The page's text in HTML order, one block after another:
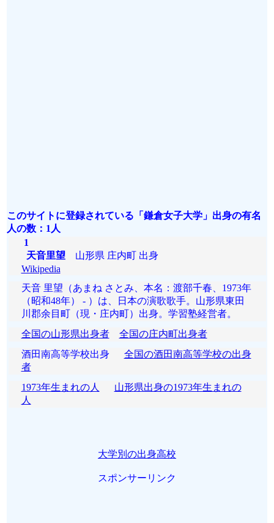
このサイトに登録されている「鎌倉女子大学」出身の有名
人の数：1人
1
天音里望山形県 庄内町 出身
Wikipedia
天音 里望（あまね さとみ、本名：渡部千春、1973年
（昭和48年） - ）は、日本の演歌歌手。山形県東田
川郡余目町（現・庄内町）出身。学習塾経営者。
全国の山形県出身者
全国の庄内町出身者
酒田南高等学校出身 全国の酒田南高等学校の出身
者
1973年生まれの人
山形県出身の1973年生まれの
人
大学別の出身高校
スポンサーリンク